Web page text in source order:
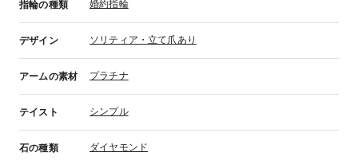
指輪の種類 婚約指輪
デザイン ソリティア・立て爪あり
アームの素材 プラチナ
テイスト シンプル
石の種類 ダイヤモンド